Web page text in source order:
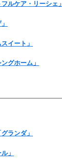
ルケア・リーシェ」
イート」
グホーム」
ランダ」
」